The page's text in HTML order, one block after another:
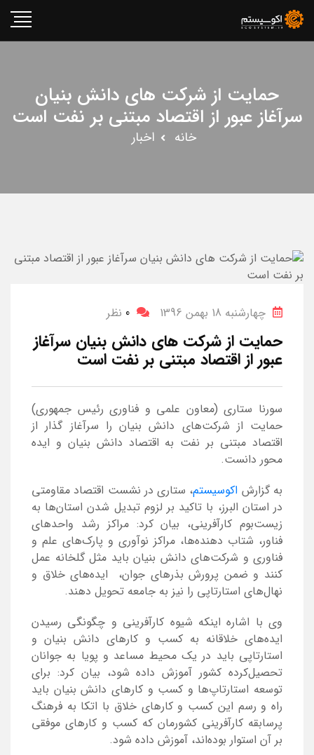
حمایت از شرکت های دانش بنیان
سرآغاز عبور از اقتصاد مبتنی بر نفت است
خانه اخبار
چهارشنبه 18 بهمن 1396 0 نظر
حمایت از شرکت های دانش بنیان سرآغاز
عبور از اقتصاد مبتنی بر نفت است
سورنا ستاری (معاون علمی و فناوری رئیس جمهوری)
حمایت از شرکت‌های دانش بنیان را سرآغاز گذار از
اقتصاد مبتنی بر نفت به اقتصاد دانش بنیان و ایده
محور دانست.
به گزارش اکوسیستم، ستاری در نشست اقتصاد مقاومتی
در استان البرز، با تاکید بر لزوم تبدیل شدن استان‌ها به
زیست‌بوم کارآفرینی، بیان کرد: مراکز رشد واحد‌های
فناور، شتاب دهنده‌ها، مراکز نوآوری و پارک‌های علم و
فناوری و شرکت‌های دانش بنیان باید مثل گلخانه عمل
‌کنند و ضمن پرورش بذر‌های جوان، ایده‌های خلاق و
نهال‌های استارتاپی را نیز به جامعه تحویل دهند.
وی با اشاره اینکه شیوه کارآفرینی و چگونگی رسیدن
ایده‌های خلاقانه به کسب و کار‌های دانش بنیان و
استارتاپی باید در یک محیط مساعد و پویا به جوانان
تحصیل‌کرده کشور آموزش داده شود، بیان کرد: برای
توسعه استارتاپ‌ها و کسب و کارهای دانش بنیان باید
راه و رسم این کسب و کارهای خلاق با اتکا به فرهنگ
پرسابقه کارآفرینی کشورمان که کسب و کار‌های موفقی
بر آن استوار بوده‌اند، آموزش داده شود.